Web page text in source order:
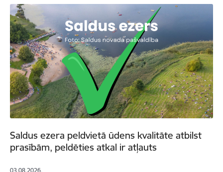
Saldus ezera peldvietā ūdens kvalitāte atbilst
prasībām, peldēties atkal ir atļauts
03.08.2026.